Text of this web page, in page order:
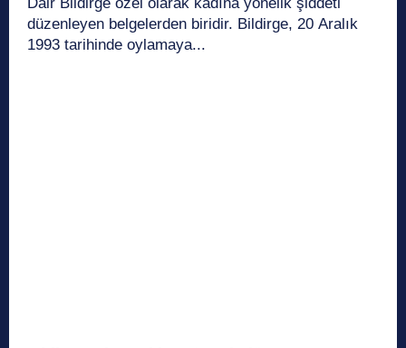
düzenleyen belgelerden biridir. Bildirge, 20 Aralık
1993 tarihinde oylamaya...